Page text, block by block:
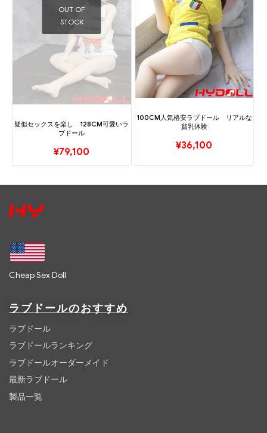
OUT OF
STOCK
疑似セックスを楽し 128CM可愛いラ
ブドール
¥79,100
100CM人気格安ラブドール リアルな
貧乳体験
¥36,100
Cheap Sex Doll
ラブドールのおすすめ
ラブドール
ラブドールランキング
ラブドールオーダーメイド
最新ラブドール
製品一覧